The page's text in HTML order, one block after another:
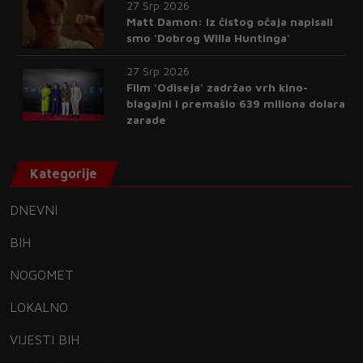
27 Srp 2026
Matt Damon: Iz čistog očaja napisali
smo 'Dobrog Willa Huntinga'
27 Srp 2026
Film 'Odiseja' zadržao vrh kino-
blagajni i premašio 639 miliona dolara
zarade
Kategorije
DNEVNI
BIH
NOGOMET
LOKALNO
VIJESTI BIH